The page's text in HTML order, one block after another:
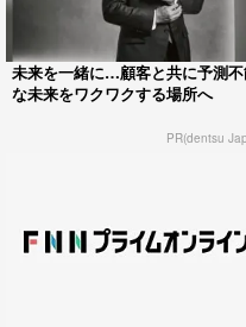
未来を一緒に…顧客と共に予測
な未来をワクワクする場所へ
PR(dentsu